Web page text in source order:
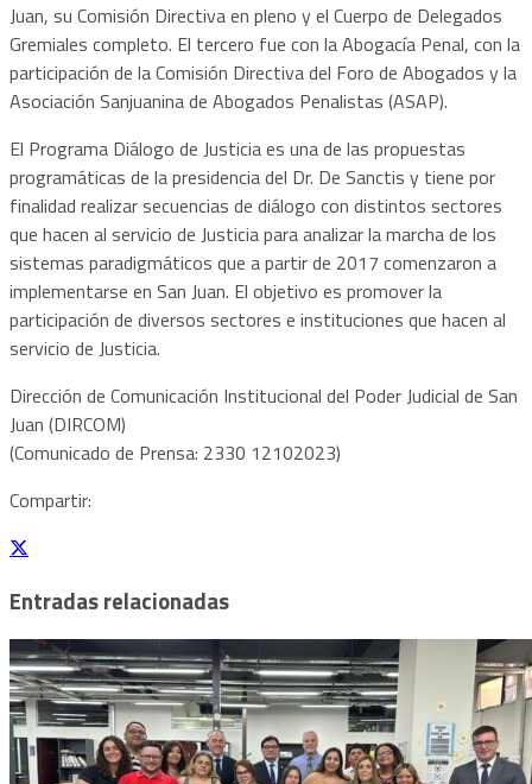
Juan, su Comisión Directiva en pleno y el Cuerpo de Delegados
Gremiales completo. El tercero fue con la Abogacía Penal, con la
participación de la Comisión Directiva del Foro de Abogados y la
Asociación Sanjuanina de Abogados Penalistas (ASAP).
El Programa Diálogo de Justicia es una de las propuestas
programáticas de la presidencia del Dr. De Sanctis y tiene por
finalidad realizar secuencias de diálogo con distintos sectores
que hacen al servicio de Justicia para analizar la marcha de los
sistemas paradigmáticos que a partir de 2017 comenzaron a
implementarse en San Juan. El objetivo es promover la
participación de diversos sectores e instituciones que hacen al
servicio de Justicia.
Dirección de Comunicación Institucional del Poder Judicial de San
Juan (DIRCOM)
(Comunicado de Prensa: 2330 12102023)
Compartir:
Entradas relacionadas